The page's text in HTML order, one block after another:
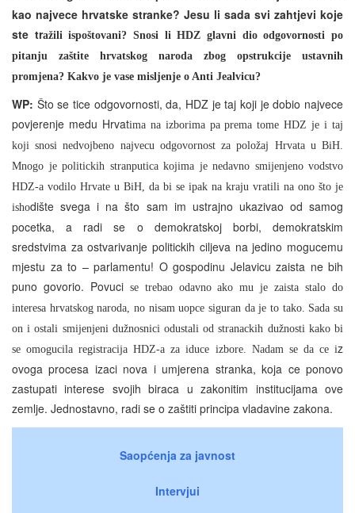
kao najvece hrvatske stranke? Jesu li sada svi zahtjevi koje
ste tražili ispoštovani? Snosi li HDZ glavni dio odgovornosti po
pitanju zaštite hrvatskog naroda zbog opstrukcije ustavnih
promjena? Kakvo je vase misljenje o Anti Jealvicu?
WP: Što se tice odgovornosti, da, HDZ je taj koji je dobio najvece
povjerenje medu Hrvatima na izborima pa prema tome HDZ je i taj
koji snosi nedvojbeno najvecu odgovornost za položaj Hrvata u BiH.
Mnogo je politickih stranputica kojima je nedavno smijenjeno vodstvo
HDZ-a vodilo Hrvate u BiH, da bi se ipak na kraju vratili na ono što je
ishodište svega i na što sam im ustrajno ukazivao od samog
pocetka, a radi se o demokratskoj borbi, demokratskim
sredstvima za ostvarivanje politickih ciljeva na jedino mogucemu
mjestu za to – parlamentu! O gospodinu Jelavicu zaista ne bih
puno govorio. Povuci se trebao odavno ako mu je zaista stalo do
interesa hrvatskog naroda, no nisam uopce siguran da je to tako. Sada su
on i ostali smijenjeni dužnosnici odustali od stranackih dužnosti kako bi
se omogucila registracija HDZ-a za iduce izbore. Nadam se da ce iz
ovoga procesa izaci nova i umjerena stranka, koja ce ponovo
zastupati interese svojih biraca u zakonitim institucijama ove
zemlje. Jednostavno, radi se o zaštiti principa vladavine zakona.
Saopćenja za javnost
Intervjui